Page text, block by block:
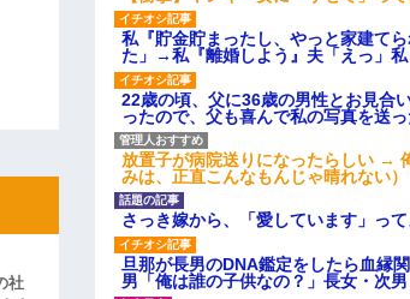
私『貯金貯まったし、やっと家建て
た」→私『離婚しよう』夫「えっ」
22歳の頃、父に36歳の男性とお見合
ったので、父も喜んで私の写真を送
放置子が病院送りになったらしい →
みは、正直こんなもんじゃ晴れない）
さっき嫁から、「愛しています」っ
旦那が長男のDNA鑑定をしたら血縁
男「俺は誰の子供なの？」長女・次男
社